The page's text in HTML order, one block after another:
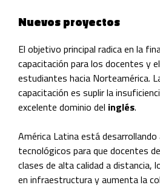
Nuevos proyectos
El objetivo principal radica en la
capacitación para los docentes y
estudiantes hacia Norteamérica.
capacitación es suplir la
excelente dominio del inglés.
América Latina está
tecnológicos para que docentes
clases de alta calidad a distancia,
en infraestructura y aumenta la